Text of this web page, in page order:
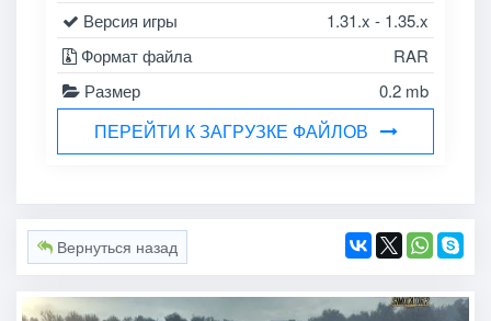
Версия игры
1.31.x - 1.35.x
Формат файла
RAR
Размер
0.2 mb
ПЕРЕЙТИ К ЗАГРУЗКЕ ФАЙЛОВ
Вернуться назад